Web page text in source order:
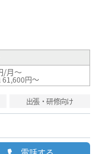
/月～
61,600円～
出張・研修向け